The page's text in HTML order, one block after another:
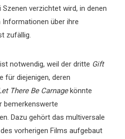
verzichtet wird, in denen
über ihre
zufällig.
notwendig, weil der dritte Gift
für diejenigen, deren
There Be Carnagekönnte
bemerkenswerte
Dazu gehört das multiversale
vorherigen Films aufgebaut